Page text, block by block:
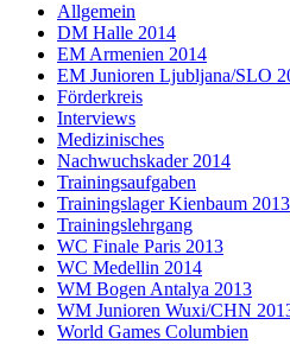
Allgemein
DM Halle 2014
EM Armenien 2014
EM Junioren Ljubljana/SLO
Förderkreis
Interviews
Medizinisches
Nachwuchskader 2014
Trainingsaufgaben
Trainingslager Kienbaum 2013
Trainingslehrgang
WC Finale Paris 2013
WC Medellin 2014
WM Bogen Antalya 2013
WM Junioren Wuxi/CHN
World Games Columbien